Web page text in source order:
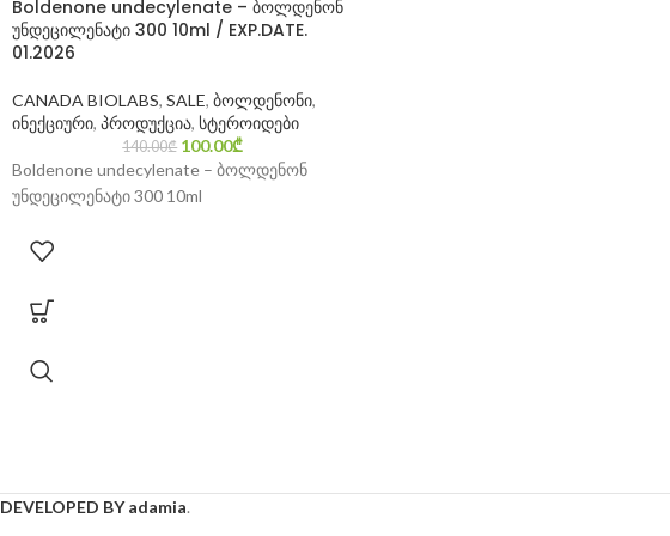
Boldenone undecylenate – ბოლდენონ
უნდეცილენატი 300 10ml / EXP.DATE.
01.2026
CANADA BIOLABS, SALE, ბოლდენონი,
ინექციური, პროდუქცია, სტეროიდები
140.00₾ 100.00₾
Boldenone undecylenate – ბოლდენონ
უნდეცილენატი 300 10ml
DEVELOPED BY adamia.